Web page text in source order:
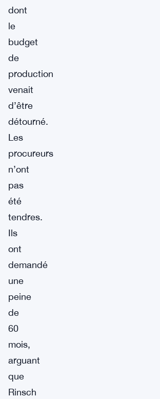
dont
le
budget
de
production
venait
d’être
détourné.
Les
procureurs
n’ont
pas
été
tendres.
Ils
ont
demandé
une
peine
de
60
mois,
arguant
que
Rinsch